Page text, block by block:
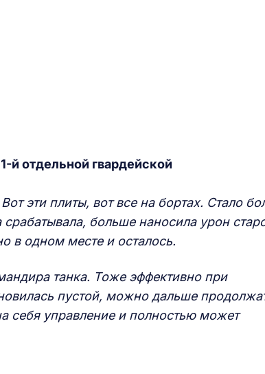
й отдельной гвардейской
эти плиты, вот все на бортах. Стало
больше наносила урон
в одном месте и осталось.
танка. Тоже эффективно при
пустой, можно дальше
себя управление и полностью может